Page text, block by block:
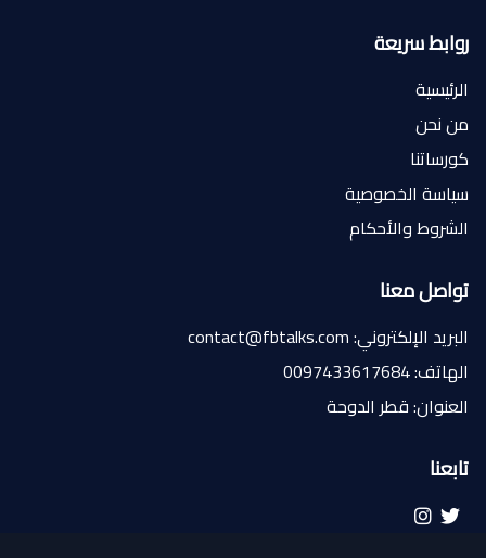
روابط سريعة
الرئيسية
من نحن
كورساتنا
سياسة الخصوصية
الشروط والأحكام
تواصل معنا
البريد الإلكتروني: contact@fbtalks.com
الهاتف: 0097433617684
العنوان: قطر الدوحة
تابعنا